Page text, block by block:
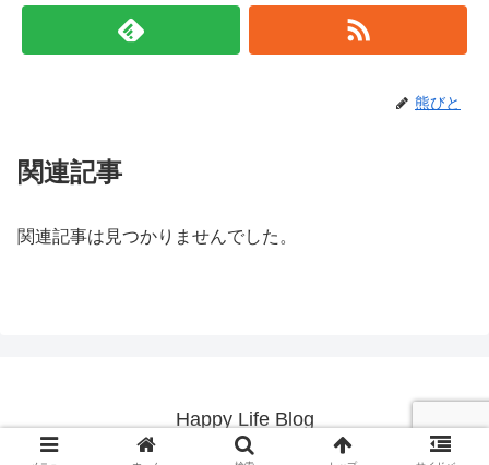
熊びと
関連記事
関連記事は見つかりませんでした。
Happy Life Blog
© 2019 Happy Life Blog.